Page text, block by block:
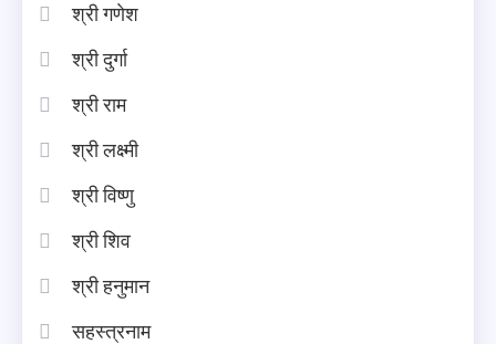
श्री गणेश
श्री दुर्गा
श्री राम
श्री लक्ष्मी
श्री विष्णु
श्री शिव
श्री हनुमान
सहस्त्रनाम